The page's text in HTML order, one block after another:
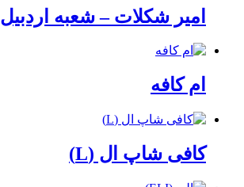
امیر شکلات – شعبه اردبیل
ام کافه
کافی شاپ ال (L)